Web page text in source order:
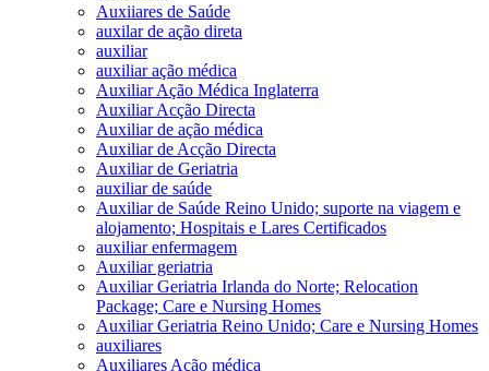
Auxiiares de Saúde
auxilar de ação direta
auxiliar
auxiliar ação médica
Auxiliar Ação Médica Inglaterra
Auxiliar Acção Directa
Auxiliar de ação médica
Auxiliar de Acção Directa
Auxiliar de Geriatria
auxiliar de saúde
Auxiliar de Saúde Reino Unido; suporte na viagem e
alojamento; Hospitais e Lares Certificados
auxiliar enfermagem
Auxiliar geriatria
Auxiliar Geriatria Irlanda do Norte; Relocation
Package; Care e Nursing Homes
Auxiliar Geriatria Reino Unido; Care e Nursing Homes
auxiliares
Auxiliares Ação médica